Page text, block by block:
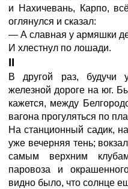
и Нахичевань, Карпо,
оглянулся и сказал:
— А славная у армяшки
И хлестнул по лошади.
II
В другой раз, будучи
железной дороге на юг.
кажется, между
вагона прогуляться по
На станционный садик,
уже вечерняя тень;
самым верхним
паровоза и
видно было, что солнце